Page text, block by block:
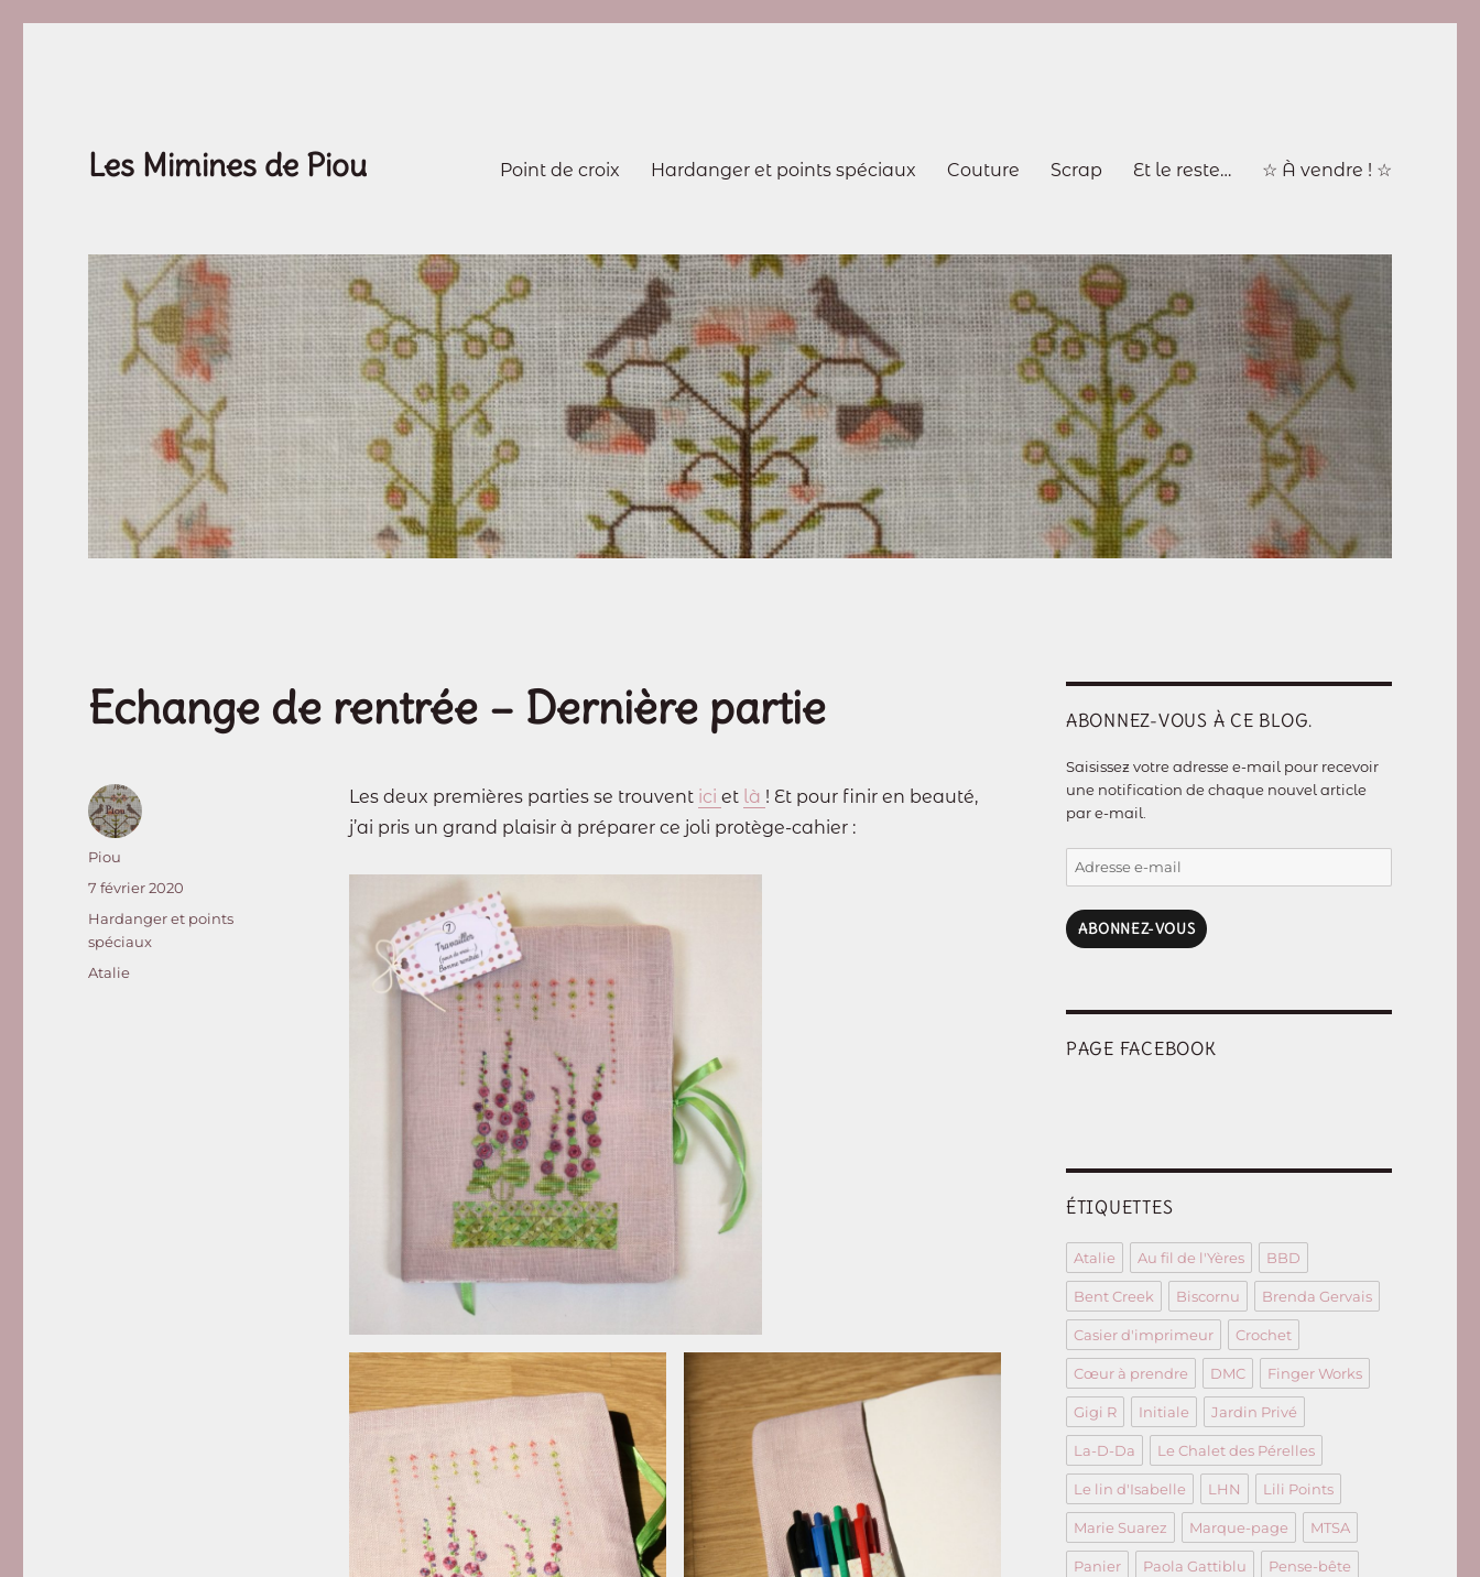
Les Mimines de Piou Point de croix Hardanger et points spéciaux Couture Scrap Et le reste… ☆ À vendre ! ☆
Echange de rentrée – Dernière partie
Les deux premières parties se trouvent ici et là ! Et pour finir en beauté,
j’ai pris un grand plaisir à préparer ce joli protège-cahier :
Auteur
Piou
Publié
7 février 2020
Catégories
Hardanger et points
spéciaux
Étiquettes
Atalie
ABONNEZ-VOUS À CE BLOG.
Saisissez votre adresse e-mail pour recevoir
une notification de chaque nouvel article
par e-mail.
Adresse
ABONNEZ-VOUS
PAGE FACEBOOK
ÉTIQUETTES
Atalie Au fil de l'Yères BBD
Bent Creek Biscornu Brenda Gervais
Casier d'imprimeur Crochet
Cœur à prendre DMC Finger Works
Gigi R Initiale Jardin Privé
La-D-Da Le Chalet des Pérelles
Le lin d'Isabelle LHN Lili Points
Marie Suarez Marque-page MTSA
Panier Paola Gattiblu Pense-bête